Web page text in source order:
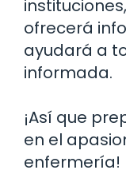
ofrecerá
ayudará a
informada.
¡Así que
en el
enfermería!